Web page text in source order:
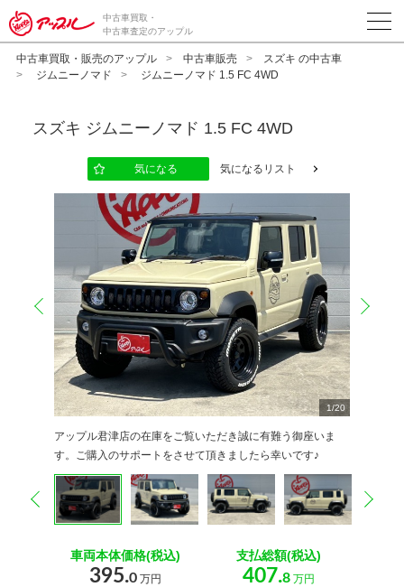
中古車買取・
中古車査定のアップル
中古車買取・販売のアップル 中古車販売
スズキ の中古車
ジムニーノマド
ジムニーノマド 1.5 FC 4WD
スズキ ジムニーノマド 1.5 FC 4WD
気になる 気になるリスト
1/20
アップル君津店の在庫をご覧いただき誠に有難う御座いま
す。ご購入のサポートをさせて頂きましたら幸いです♪
2 20
3 20
4 20
5 20
6 20
7 20
8 20
9 20
10 2
0
11 2
0
12 2
0
13 2
0
14 2
0
15 2
0
16 2
0
17 2
0
18 2
0
19 2
0
20 2
0
prev
prev
車両本体価格(税込)
395.0 万円
支払総額(税込)
407.8万円